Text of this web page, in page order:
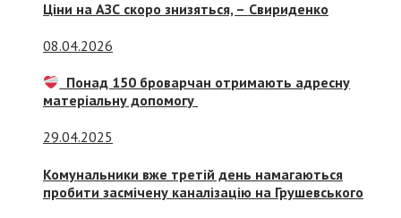
Ціни на АЗС скоро знизяться, – Свириденко
08.04.2026
Понад 150 броварчан отримають адресну
матеріальну допомогу
29.04.2025
Комунальники вже третій день намагаються
пробити засмічену каналізацію на Грушевського